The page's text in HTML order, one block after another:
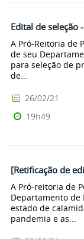
Edital de seleção
A Pró-Reitoria de
de seu
para seleção de
de...
26/02/21
19h49
[Retificação de
A Pró-reitoria de
Departamento de
estado de
pandemia e as...